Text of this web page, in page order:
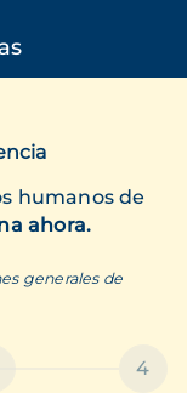
humanos de
ahora.
generales de
4